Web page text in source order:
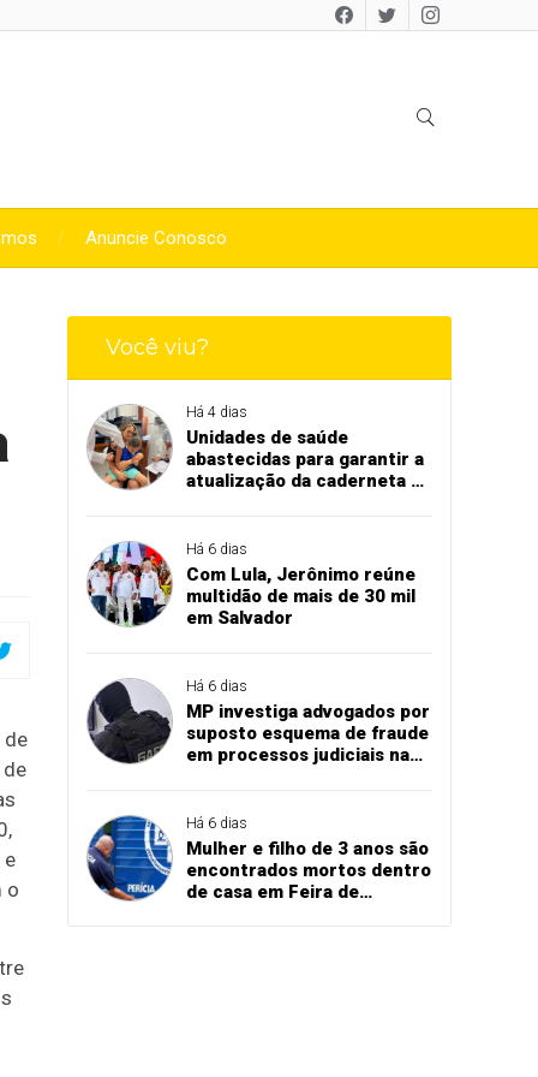
Anuncie Conosco
de
de
e
o
Você viu?
Há 4 dias
Unidades de saúde
abastecidas para garantir a
atualização da caderneta de
Há 6 dias
Com Lula, Jerônimo reúne
multidão de mais de 30 mil
em Salvador
Há 6 dias
MP investiga advogados por
suposto esquema de fraude
em processos judiciais na
Há 6 dias
Mulher e filho de 3 anos são
encontrados mortos dentro
de casa em Feira de